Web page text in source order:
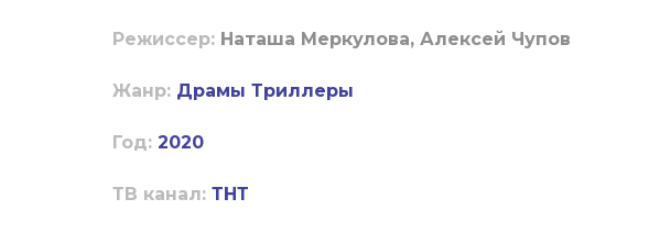
Режиссер: Наташа Меркулова, Алексей Чупов
Жанр: Драмы Триллеры
Год: 2020
ТВ канал: ТНТ